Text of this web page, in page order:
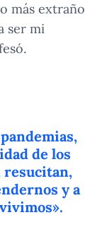
más extraño
ser mi
de los
resucitan,
y a